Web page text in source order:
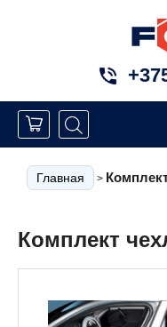
Главная >
Комплект